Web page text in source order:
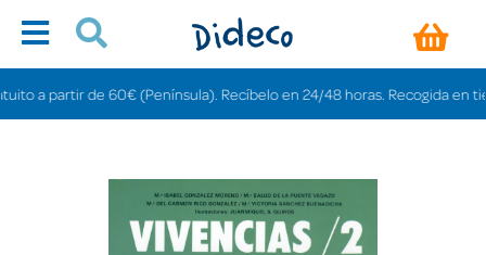
a partir de 60€ (Península). Recíbelo en 24/48 horas. Recogida en